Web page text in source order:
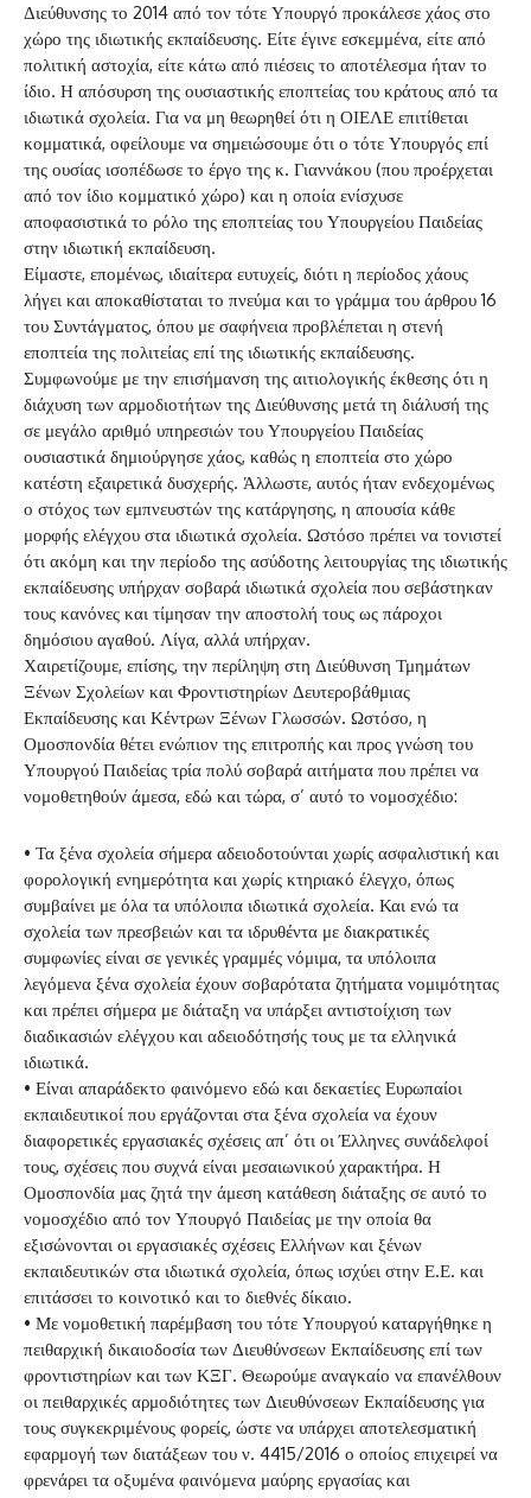
Διεύθυνσης το 2014 από τον τότε Υπουργό προκάλεσε χάος στο
χώρο της ιδιωτικής εκπαίδευσης. Είτε έγινε εσκεμμένα, είτε από
πολιτική αστοχία, είτε κάτω από πιέσεις το αποτέλεσμα ήταν το
ίδιο. Η απόσυρση της ουσιαστικής εποπτείας του κράτους από τα
ιδιωτικά σχολεία. Για να μη θεωρηθεί ότι η ΟΙΕΛΕ επιτίθεται
κομματικά, οφείλουμε να σημειώσουμε ότι ο τότε Υπουργός επί
της ουσίας ισοπέδωσε το έργο της κ. Γιαννάκου (που προέρχεται
από τον ίδιο κομματικό χώρο) και η οποία ενίσχυσε
αποφασιστικά το ρόλο της εποπτείας του Υπουργείου Παιδείας
στην ιδιωτική εκπαίδευση.
Είμαστε, επομένως, ιδιαίτερα ευτυχείς, διότι η περίοδος χάους
λήγει και αποκαθίσταται το πνεύμα και το γράμμα του άρθρου 16
του Συντάγματος, όπου με σαφήνεια προβλέπεται η στενή
εποπτεία της πολιτείας επί της ιδιωτικής εκπαίδευσης.
Συμφωνούμε με την επισήμανση της αιτιολογικής έκθεσης ότι η
διάχυση των αρμοδιοτήτων της Διεύθυνσης μετά τη διάλυσή της
σε μεγάλο αριθμό υπηρεσιών του Υπουργείου Παιδείας
ουσιαστικά δημιούργησε χάος, καθώς η εποπτεία στο χώρο
κατέστη εξαιρετικά δυσχερής. Άλλωστε, αυτός ήταν ενδεχομένως
ο στόχος των εμπνευστών της κατάργησης, η απουσία κάθε
μορφής ελέγχου στα ιδιωτικά σχολεία. Ωστόσο πρέπει να τονιστεί
ότι ακόμη και την περίοδο της ασύδοτης λειτουργίας της ιδιωτικής
εκπαίδευσης υπήρχαν σοβαρά ιδιωτικά σχολεία που σεβάστηκαν
τους κανόνες και τίμησαν την αποστολή τους ως πάροχοι
δημόσιου αγαθού. Λίγα, αλλά υπήρχαν.
Χαιρετίζουμε, επίσης, την περίληψη στη Διεύθυνση Τμημάτων
Ξένων Σχολείων και Φροντιστηρίων Δευτεροβάθμιας
Εκπαίδευσης και Κέντρων Ξένων Γλωσσών. Ωστόσο, η
Ομοσπονδία θέτει ενώπιον της επιτροπής και προς γνώση του
Υπουργού Παιδείας τρία πολύ σοβαρά αιτήματα που πρέπει να
νομοθετηθούν άμεσα, εδώ και τώρα, σ’ αυτό το νομοσχέδιο:
• Τα ξένα σχολεία σήμερα αδειοδοτούνται χωρίς ασφαλιστική και
φορολογική ενημερότητα και χωρίς κτηριακό έλεγχο, όπως
συμβαίνει με όλα τα υπόλοιπα ιδιωτικά σχολεία. Και ενώ τα
σχολεία των πρεσβειών και τα ιδρυθέντα με διακρατικές
συμφωνίες είναι σε γενικές γραμμές νόμιμα, τα υπόλοιπα
λεγόμενα ξένα σχολεία έχουν σοβαρότατα ζητήματα νομιμότητας
και πρέπει σήμερα με διάταξη να υπάρξει αντιστοίχιση των
διαδικασιών ελέγχου και αδειοδότησής τους με τα ελληνικά
ιδιωτικά.
• Είναι απαράδεκτο φαινόμενο εδώ και δεκαετίες Ευρωπαίοι
εκπαιδευτικοί που εργάζονται στα ξένα σχολεία να έχουν
διαφορετικές εργασιακές σχέσεις απ’ ότι οι Έλληνες συνάδελφοί
τους, σχέσεις που συχνά είναι μεσαιωνικού χαρακτήρα. Η
Ομοσπονδία μας ζητά την άμεση κατάθεση διάταξης σε αυτό το
νομοσχέδιο από τον Υπουργό Παιδείας με την οποία θα
εξισώνονται οι εργασιακές σχέσεις Ελλήνων και ξένων
εκπαιδευτικών στα ιδιωτικά σχολεία, όπως ισχύει στην Ε.Ε. και
επιτάσσει το κοινοτικό και το διεθνές δίκαιο.
• Με νομοθετική παρέμβαση του τότε Υπουργού καταργήθηκε η
πειθαρχική δικαιοδοσία των Διευθύνσεων Εκπαίδευσης επί των
φροντιστηρίων και των ΚΞΓ. Θεωρούμε αναγκαίο να επανέλθουν
οι πειθαρχικές αρμοδιότητες των Διευθύνσεων Εκπαίδευσης για
τους συγκεκριμένους φορείς, ώστε να υπάρχει αποτελεσματική
εφαρμογή των διατάξεων του ν. 4415/2016 ο οποίος επιχειρεί να
φρενάρει τα οξυμένα φαινόμενα μαύρης εργασίας και